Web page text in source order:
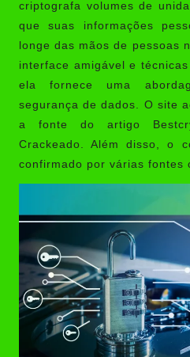
criptografa volumes de
que suas informações
longe das mãos de pessoas
interface amigável e
ela fornece uma
segurança de dados. O site
a fonte do artigo
Crackeado. Além disso, o
confirmado por várias fontes